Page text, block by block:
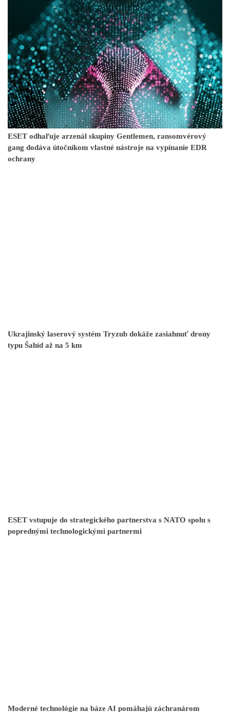
ESET odhaľuje arzenál skupiny Gentlemen, ransomvérový
gang dodáva útočníkom vlastné nástroje na vypínanie EDR
ochrany
Ukrajinský laserový systém Tryzub dokáže zasiahnuť drony
typu Šahíd až na 5 km
ESET vstupuje do strategického partnerstva s NATO spolu s
poprednými technologickými partnermi
Moderné technológie na báze AI pomáhajú záchranárom